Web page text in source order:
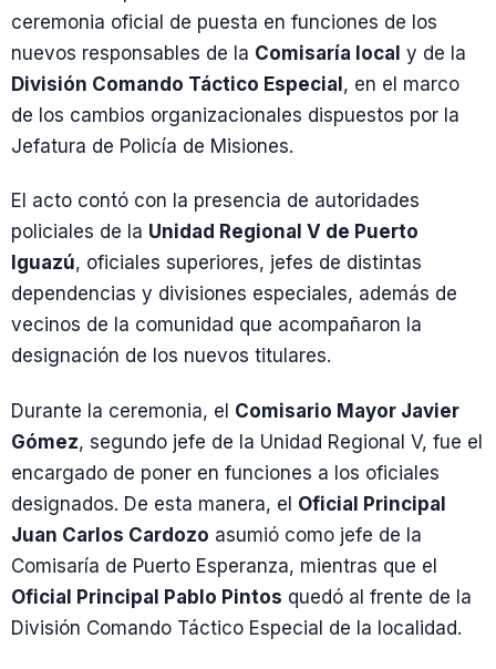
ceremonia oficial de puesta en funciones de los
nuevos responsables de la Comisaría local y de la
División Comando Táctico Especial , en el marco
de los cambios organizacionales dispuestos por la
Jefatura de Policía de Misiones.
El acto contó con la presencia de autoridades
policiales de la Unidad Regional V de Puerto
Iguazú, oficiales superiores, jefes de distintas
dependencias y divisiones especiales, además de
vecinos de la comunidad que acompañaron la
designación de los nuevos titulares.
Durante la ceremonia, el Comisario Mayor Javier
Gómez, segundo jefe de la Unidad Regional V, fue el
encargado de poner en funciones a los oficiales
designados. De esta manera, el Oficial Principal
Juan Carlos Cardozo asumió como jefe de la
Comisaría de Puerto Esperanza, mientras que el
Oficial Principal Pablo Pintos quedó al frente de la
División Comando Táctico Especial de la localidad.